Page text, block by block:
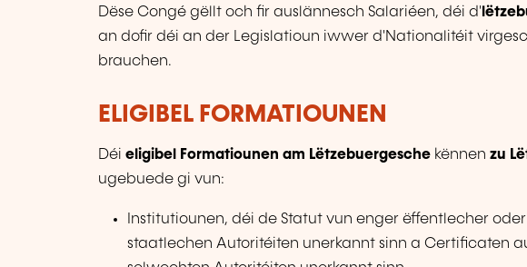
Dëse Congé gëllt och fir auslännesch Salariéen, déi d'
an dofir déi an der Legislatioun iwwer d'Nationalitéit
brauchen.
ELIGIBEL FORMATIOUNEN
Déi eligibel Formatiounen am Lëtzebuergesche kënnen zu
ugebuede gi vun:
Institutiounen, déi de Statut vun enger ëffentlecher
staatlechen Autoritéiten unerkannt sinn a Certificaten